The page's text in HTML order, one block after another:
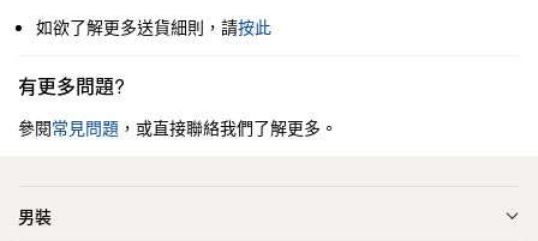
如欲了解更多送貨細則，請按此
有更多問題?
參閱常見問題 ，或直接聯絡我們了解更多。
男裝